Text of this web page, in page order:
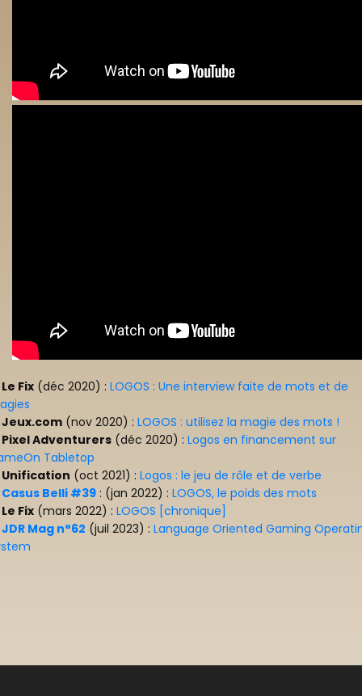
Le Fix (déc 2020) : LOGOS : Une interview faite de mots et de
Jeux.com (nov 2020) : LOGOS : utilisez la magie des mots !
Pixel Adventurers (déc 2020) : Logos en financement sur
Tabletop
Unification (oct 2021) : Logos : le jeu de rôle et de verbe
Casus Belli #39 : (jan 2022) : LOGOS, le poids des mots
Le Fix (mars 2022) : LOGOS [chronique]
JDR Mag n°62 (juil 2023) : Language Oriented Gaming